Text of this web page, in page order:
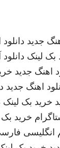
جدید
بک لینک
اهنگ جدید
اهنگ جدید
خرید بک لینک
خرید بک
انگلیسی